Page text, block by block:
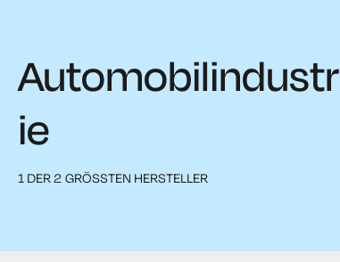
Automobilindustr
ie
1 DER 2 GRÖSSTEN HERSTELLER